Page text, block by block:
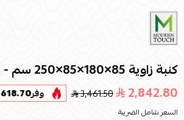
كنبة زاوية 85×180×85×250 سم - أسود
2,842.80
3,461.50 وفر618.70
السعر شامل الضريبة